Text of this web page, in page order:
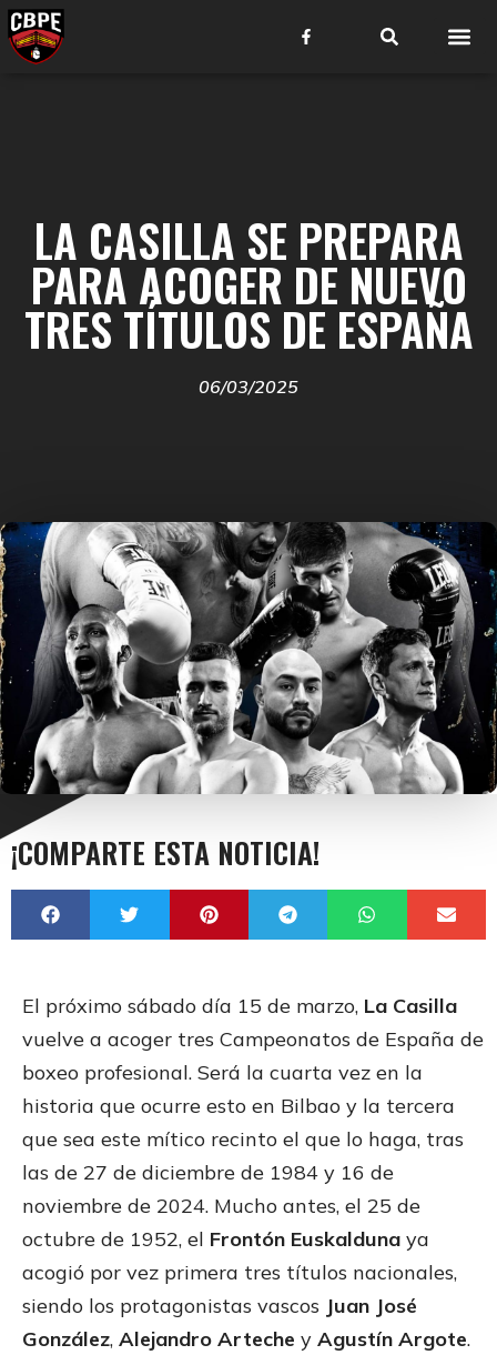
LA CASILLA SE PREPARA
PARA ACOGER DE NUEVO
TRES TÍTULOS DE ESPAÑA
06/03/2025
¡COMPARTE ESTA NOTICIA!
El próximo sábado día 15 de marzo, La Casilla
vuelve a acoger tres Campeonatos de España de
boxeo profesional. Será la cuarta vez en la
historia que ocurre esto en Bilbao y la tercera
que sea este mítico recinto el que lo haga, tras
las de 27 de diciembre de 1984 y 16 de
noviembre de 2024. Mucho antes, el 25 de
octubre de 1952, el Frontón Euskalduna ya
acogió por vez primera tres títulos nacionales,
siendo los protagonistas vascos Juan José
González, Alejandro Arteche y Agustín Argote.